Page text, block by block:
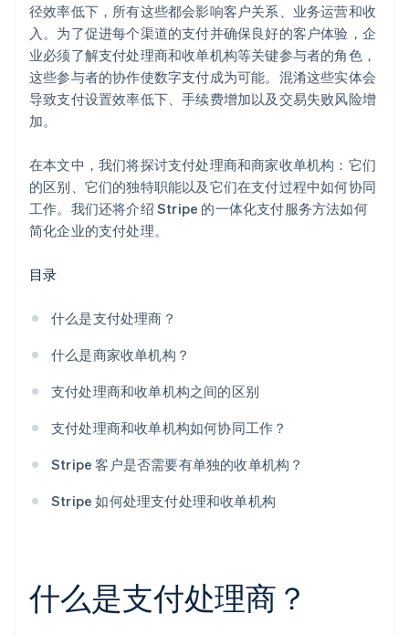
径效率低下，所有这些都会影响客户关系、业务运营和收
入。为了促进每个渠道的支付并确保良好的客户体验，企
业必须了解支付处理商和收单机构等关键参与者的角色，
这些参与者的协作使数字支付成为可能。混淆这些实体会
导致支付设置效率低下、手续费增加以及交易失败风险增
加。
在本文中，我们将探讨支付处理商和商家收单机构：它们
的区别、它们的独特职能以及它们在支付过程中如何协同
工作。我们还将介绍 Stripe 的一体化支付服务方法如何
简化企业的支付处理。
目录
什么是支付处理商？
什么是商家收单机构？
支付处理商和收单机构之间的区别
支付处理商和收单机构如何协同工作？
Stripe 客户是否需要有单独的收单机构？
Stripe 如何处理支付处理和收单机构
什么是支付处理商？